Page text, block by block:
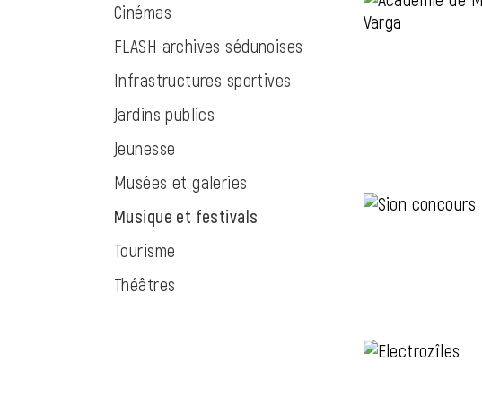
Cinémas
FLASH archives sédunoises
Infrastructures sportives
Jardins publics
Jeunesse
Musées et galeries
Musique et festivals
Tourisme
Théâtres